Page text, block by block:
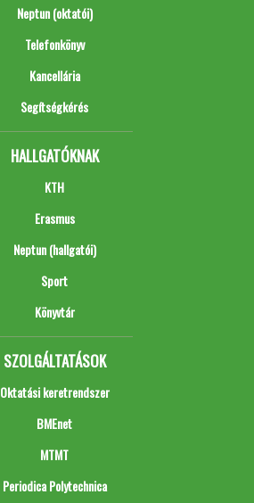
Neptun (oktatói)
Telefonkönyv
Kancellária
Segítségkérés
HALLGATÓKNAK
KTH
Erasmus
Neptun (hallgatói)
Sport
Könyvtár
SZOLGÁLTATÁSOK
Oktatási keretrendszer
BMEnet
MTMT
Periodica Polytechnica